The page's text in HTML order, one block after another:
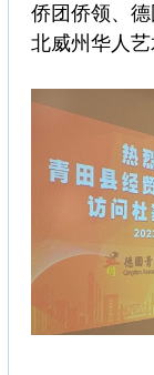
侨团侨领、
北威州华人艺